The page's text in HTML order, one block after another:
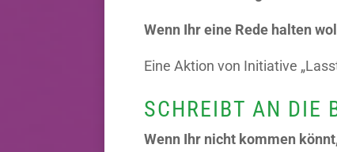
Wenn Ihr eine Rede halten
Eine Aktion von Initiative
SCHREIBT AN DIE
Wenn Ihr nicht kommen